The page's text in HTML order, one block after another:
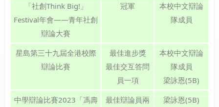
「社創Think Big!」
Festival年會——青年社創
辯論大賽
冠軍
本校中文辯論
隊成員
星島第三十九屆全港校際
辯論比賽
最佳進步獎
最佳交互答問
員一項
本校中文辯論
隊成員
梁詠恩(5B)
中學辯論比賽2023「馮壽
最佳辯論員兩
梁詠恩(5B)